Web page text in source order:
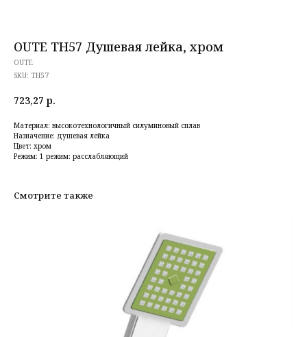
OUTE TH57 Душевая лейка, хром
OUTE
SKU: TH57
723,27 р.
Материал: высокотехнологичный силуминовый сплав
Назначение: душевая лейка
Цвет: хром
Режим: 1 режим: расслабляющий
Смотрите также